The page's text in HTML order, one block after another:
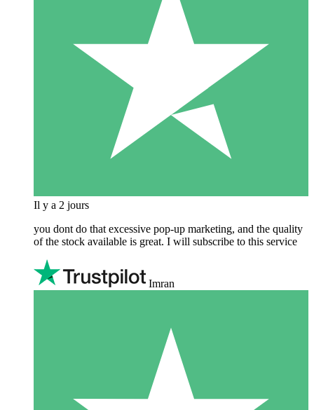
Il y a 2 jours
you dont do that excessive pop-up marketing, and the quality
of the stock available is great. I will subscribe to this service
Imran